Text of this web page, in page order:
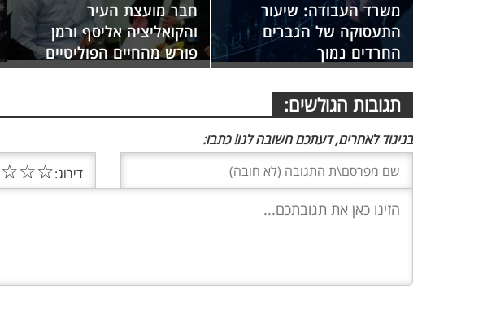
משרד העבודה: שיעור
התעסוקה של הגברים
החרדים נמוך
חבר מועצת העיר
והקואליציה אליסף ורמן
פורש מהחיים הפוליטיים
תגובות הגולשים:
בניגוד לאחרים, דעתכם חשובה לנו! כתבו:
דירוג:☆
☆
☆